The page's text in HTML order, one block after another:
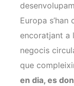
Europa
encoratjant a
negocis
que
en dia, es